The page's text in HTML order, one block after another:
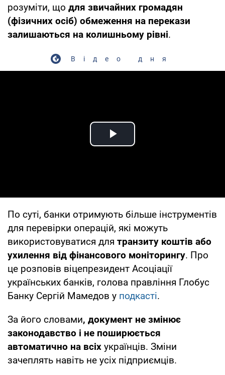
розуміти, що для звичайних громадян
(фізичних осіб) обмеження на перекази
залишаються на колишньому рівні.
Відео дня
Play Video
По суті, банки отримують більше інструментів
для перевірки операцій, які можуть
використовуватися для транзиту коштів або
ухилення від фінансового моніторингу. Про
це розповів віцепрезидент Асоціації
українських банків, голова правління Глобус
Банку Сергій Мамедов у подкасті.
За його словами, документ не змінює
законодавство і не поширюється
автоматично на всіх українців. Зміни
зачеплять навіть не усіх підприємців.